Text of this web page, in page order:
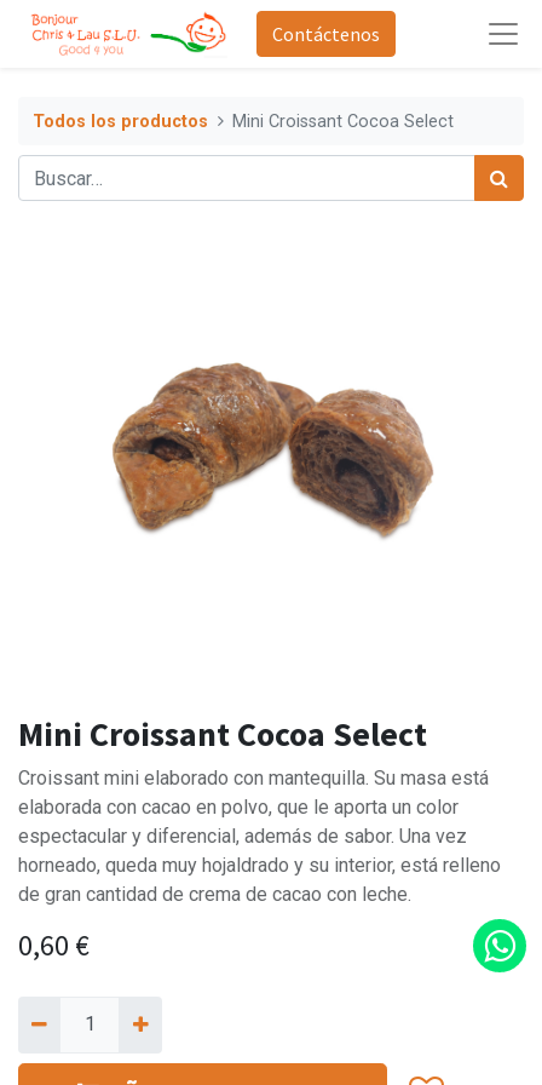
Contáctenos
Todos los productos Mini Croissant Cocoa Select
Mini Croissant Cocoa Select
Croissant mini elaborado con mantequilla. Su masa está
elaborada con cacao en polvo, que le aporta un color
espectacular y diferencial, además de sabor. Una vez
horneado, queda muy hojaldrado y su interior, está relleno
de gran cantidad de crema de cacao con leche.
0,60 €